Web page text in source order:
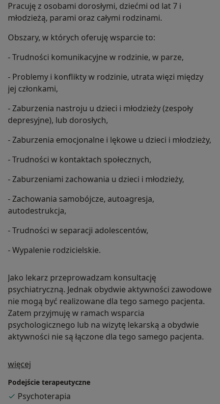
Pracuję z osobami dorosłymi, dziećmi od lat 7 i
młodzieżą, parami oraz całymi rodzinami.
Obszary, w których oferuję wsparcie to:
- Trudności komunikacyjne w rodzinie, w parze,
- Problemy i konflikty w rodzinie, utrata więzi między
jej członkami,
- Zaburzenia nastroju u dzieci i młodzieży (zespoły
depresyjne), lub dorosłych,
- Zaburzenia emocjonalne i lękowe u dzieci i młodzieży,
- Trudności w kontaktach społecznych,
- Zaburzeniami zachowania u dzieci i młodzieży,
- Zachowania samobójcze, autoagresja,
autodestrukcja,
- Trudności w separacji adolescentów,
- Wypalenie rodzicielskie.
Jako lekarz przeprowadzam konsultację
psychiatryczną. Jednak obydwie aktywności zawodowe
nie mogą być realizowane dla tego samego pacjenta.
Zatem przyjmuję w ramach wsparcia
psychologicznego lub na wizytę lekarską a obydwie
aktywności nie są łączone dla tego samego pacjenta.
więcej
Podejście terapeutyczne
Psychoterapia